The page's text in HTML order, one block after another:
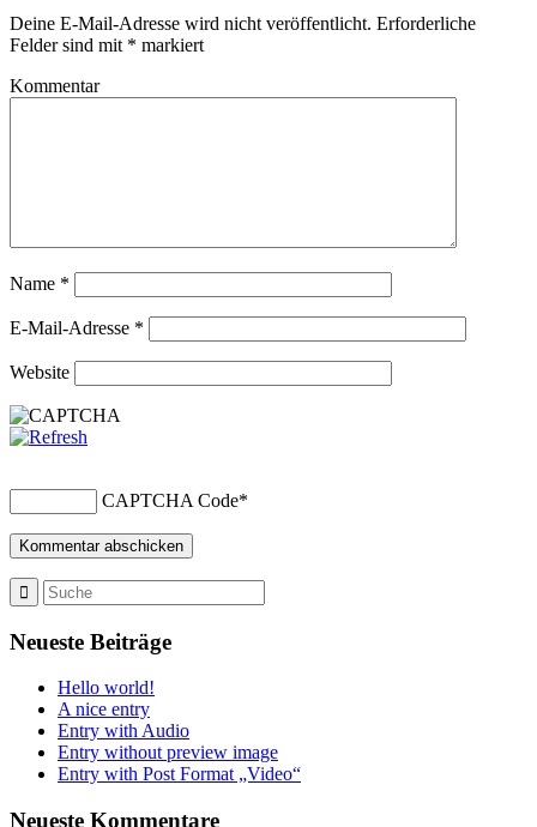
Deine E-Mail-Adresse wird nicht veröffentlicht. Erforderliche
Felder sind mit * markiert
Kommentar
Name *
E-Mail-Adresse *
Website
CAPTCHA Code*
Neueste Beiträge
Hello world!
A nice entry
Entry with Audio
Entry without preview image
Entry with Post Format „Video“
Neueste Kommentare